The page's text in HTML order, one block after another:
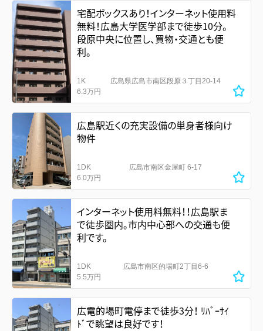
宅配ボックスあり！インターネット使用料
無料！広島大学医学部まで徒歩10分。
段原中央に位置し、買物・交通とも便
利。
1K
6.3万円
広島県広島市南区段原３丁目20-14
広島駅近くの充実設備の単身者様向け
物件
1DK
6.0万円
広島市南区金屋町 6-17
インターネット使用料無料！！広島駅ま
で徒歩圏内。市内中心部への交通も便
利です。
1DK
5.5万円
広島市南区的場町2丁目6-6
広電的場町電停まで徒歩3分！ ﾘﾊﾞｰｻｲ
ﾄﾞで眺望は良好です！